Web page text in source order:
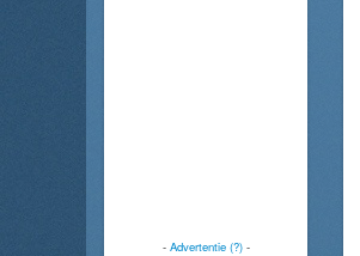
- Advertentie (?)-